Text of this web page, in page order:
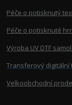
Péče o potisknutý
Péče o potisknuté
Výroba UV DTF
Transferový digitální
Velkoobchodní